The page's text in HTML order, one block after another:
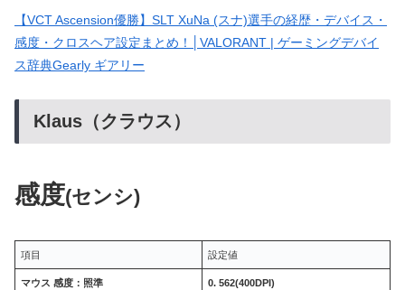
【VCT Ascension優勝】SLT XuNa (スナ)選手の経歴・デバイス・
感度・クロスヘア設定まとめ！│VALORANT | ゲーミングデバイ
ス辞典Gearly ギアリー
Klaus（クラウス）
感度(センシ)
項目 設定値
マウス 感度：照準 0. 562(400DPI)